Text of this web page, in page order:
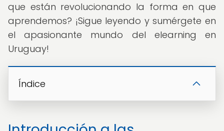
que están revolucionando la forma en que
aprendemos? ¡Sigue leyendo y sumérgete en
el apasionante mundo del elearning en
Uruguay!
Índice